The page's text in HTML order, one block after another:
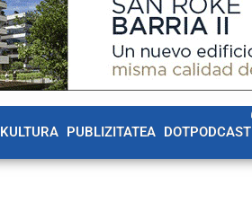
KULTURA PUBLIZITATEA DOTPODCAST